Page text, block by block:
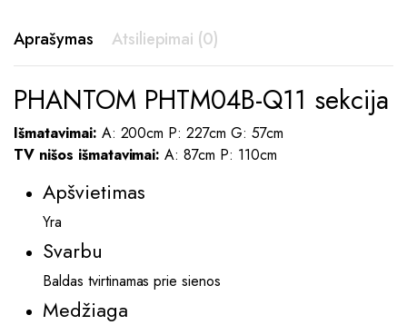
Aprašymas Atsiliepimai (0)
PHANTOM PHTM04B-Q11 sekcija
Išmatavimai: A: 200cm P: 227cm G: 57cm
TV nišos išmatavimai: A: 87cm P: 110cm
Apšvietimas
Yra
Svarbu
Baldas tvirtinamas prie sienos
Medžiaga